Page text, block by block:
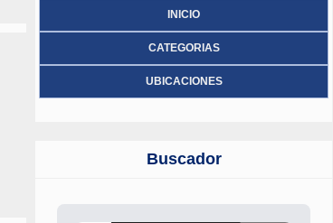
INICIO
CATEGORIAS
UBICACIONES
Buscador